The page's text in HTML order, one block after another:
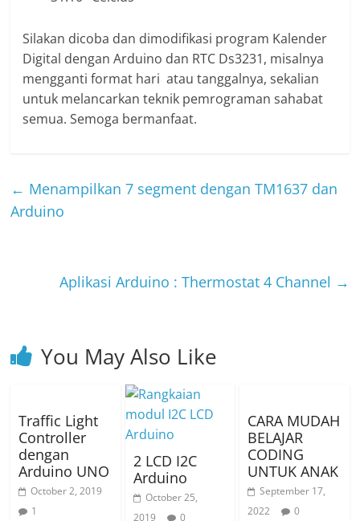
Silakan dicoba dan dimodifikasi program Kalender
Digital dengan Arduino dan RTC Ds3231, misalnya
mengganti format hari atau tanggalnya, sekalian
untuk melancarkan teknik pemrograman sahabat
semua. Semoga bermanfaat.
← Menampilkan 7 segment dengan TM1637 dan
Arduino
Aplikasi Arduino : Thermostat 4 Channel →
You May Also Like
Traffic Light
Controller
dengan
Arduino UNO
October 2, 2019
1
2 LCD I2C
Arduino
October 25,
2019
0
CARA MUDAH
BELAJAR
CODING
UNTUK ANAK
September 17,
2022
0